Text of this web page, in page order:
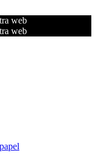
web
web